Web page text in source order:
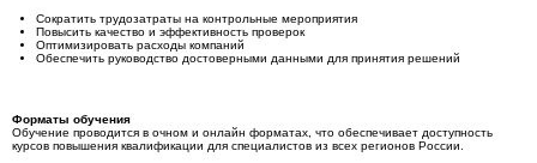
Сократить трудозатраты на контрольные мероприятия
Повысить качество и эффективность проверок
Оптимизировать расходы компаний
Обеспечить руководство достоверными данными для принятия решений
Форматы обучения
Обучение проводится в очном и онлайн форматах, что обеспечивает доступность
курсов повышения квалификации для специалистов из всех регионов России.